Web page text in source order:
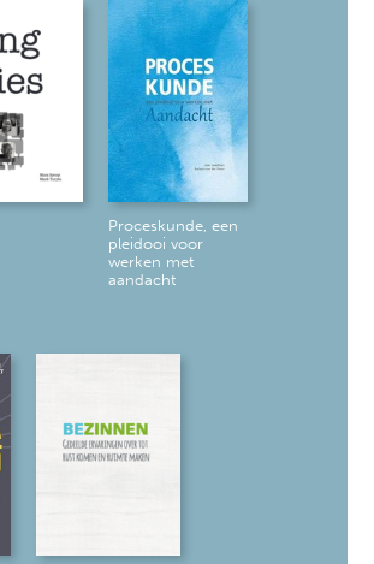
Proceskunde, een
pleidooi voor
werken met
aandacht